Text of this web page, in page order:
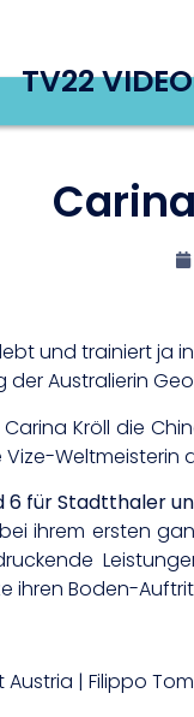
TV22
und trainiert ja
der Australierin
Kröll die
Weltmeisterin
für Stadtthaler
ihrem ersten
ihren Boden-
| Filippo